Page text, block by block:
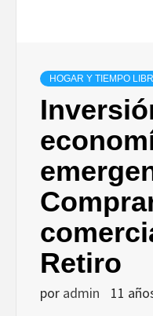
HOGAR Y TIEMPO
Retiro
por admin 11